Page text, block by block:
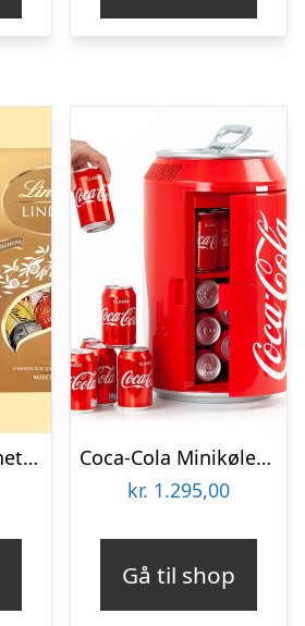
Lindt Lindor Cornet 500 gram – Blandet chokolade
Coca-Cola Minikøleskab
kr. 1.295,00
Gå til shop